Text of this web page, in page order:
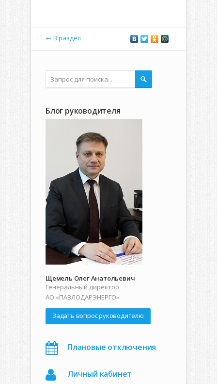
← В раздел
Блог руководителя
Щемель Олег Анатольевич
Генеральный директор
АО «ПАВЛОДАРЭНЕРГО»
Задать вопрос руководителю
Плановые отключения
Личный кабинет